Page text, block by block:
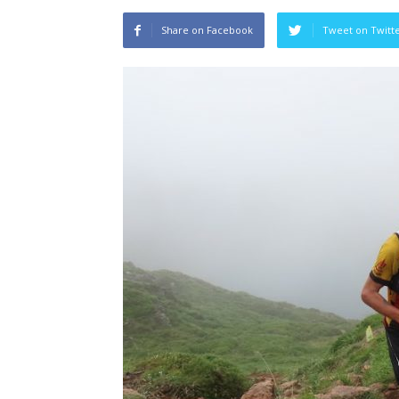
Share on Facebook Tweet on